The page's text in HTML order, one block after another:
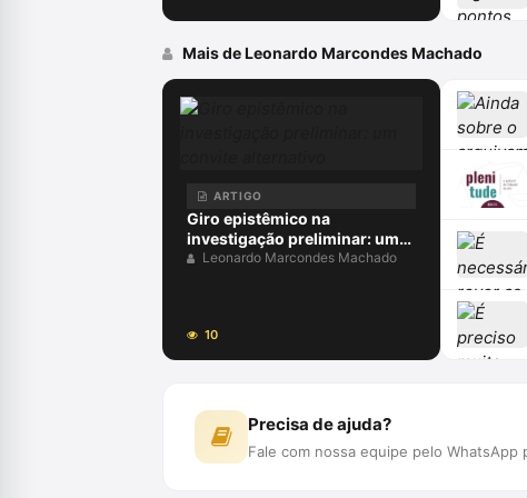
Mais de Leonardo Marcondes Machado
ARTIGO
Giro epistêmico na
investigação preliminar: um
convite alternativo
Leonardo Marcondes Machado
10
Precisa de ajuda?
Fale com nossa equipe pelo